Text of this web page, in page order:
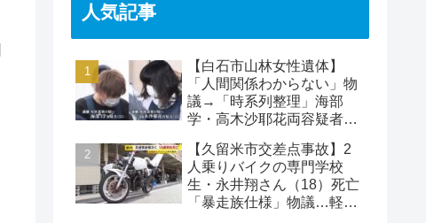
人気記事
【白石市山林女性遺体】
「人間関係わからない」物
議→「時系列整理」海部
学・高木沙耶花両容疑者、
な事件
【久留米市交差点事故】2
人乗りバイクの専門学校
生・永井翔さん（18）死亡
「暴走族仕様」物議…軽自